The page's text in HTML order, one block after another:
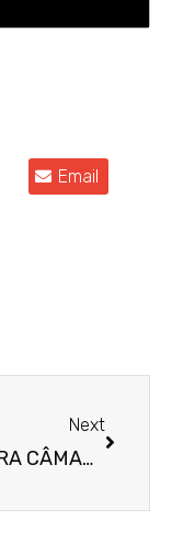
Email
Next
TERCEIRA CÂMARA CONDENA EMPRESA EM HORAS EXTRAS POR TRABALHO ALÉM DA JORNADA SEM COMPROVAR VALIDADE DO BANCO DE HORAS